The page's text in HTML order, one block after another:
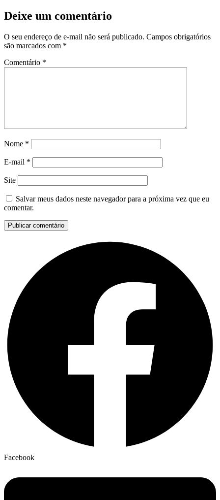
Deixe um comentário
O seu endereço de e-mail não será publicado. Campos obrigatórios
são marcados com *
Comentário *
Nome *
E-mail *
Site
Salvar meus dados neste navegador para a próxima vez que eu
comentar.
Facebook